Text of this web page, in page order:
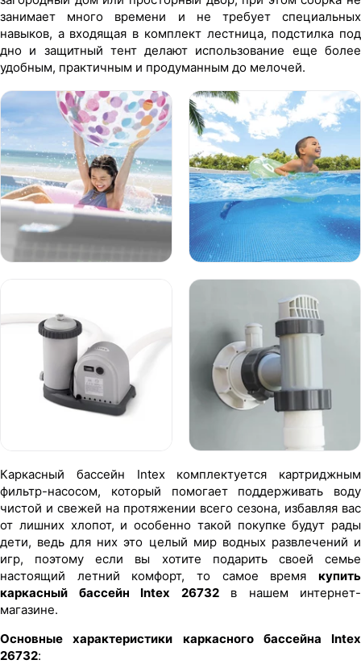
занимает много времени и не требует специальных
навыков, а входящая в комплект лестница, подстилка под
дно и защитный тент делают использование еще более
удобным, практичным и продуманным до мелочей.
Каркасный бассейн Intex комплектуется картриджным
фильтр-насосом, который помогает поддерживать воду
чистой и свежей на протяжении всего сезона, избавляя вас
от лишних хлопот, и особенно такой покупке будут рады
дети, ведь для них это целый мир водных развлечений и
игр, поэтому если вы хотите подарить своей семье
настоящий летний комфорт, то самое время купить
каркасный бассейн Intex 26732в нашем интернет-
магазине.
Основные характеристики каркасного бассейна Intex
26732: